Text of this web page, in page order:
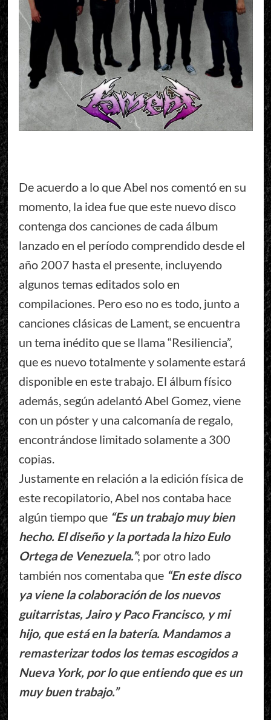
De acuerdo a lo que Abel nos comentó en su
momento, la idea fue que este nuevo disco
contenga dos canciones de cada álbum
lanzado en el período comprendido desde el
año 2007 hasta el presente, incluyendo
algunos temas editados solo en
compilaciones. Pero eso no es todo, junto a
canciones clásicas de Lament, se encuentra
un tema inédito que se llama “Resiliencia”,
que es nuevo totalmente y solamente estará
disponible en este trabajo. El álbum físico
además, según adelantó Abel Gomez, viene
con un póster y una calcomanía de regalo,
encontrándose limitado solamente a 300
copias.
Justamente en relación a la edición física de
este recopilatorio, Abel nos contaba hace
algún tiempo que “Es un trabajo muy bien
hecho. El diseño y la portada la hizo Eulo
Ortega de Venezuela.”; por otro lado
también nos comentaba que“En este disco
ya viene la colaboración de los nuevos
guitarristas, Jairo y Paco Francisco, y mi
hijo, que está en la batería. Mandamos a
remasterizar todos los temas escogidos a
Nueva York, por lo que entiendo que es un
muy buen trabajo.”